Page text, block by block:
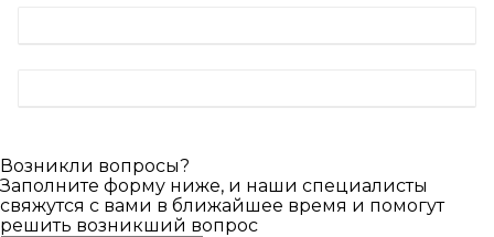
Возникли вопросы?
Заполните форму ниже, и наши специалисты
свяжутся с вами в ближайшее время и помогут
решить возникший вопрос